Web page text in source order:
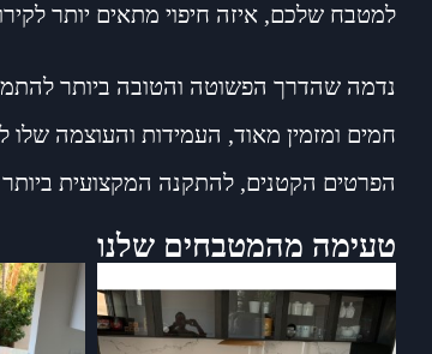
למטבח שלכם, איזה חיפוי מתאים יותר
נדמה שהדרך הפשוטה והטובה ביותר
חמים ומזמין מאוד, העמידות והעוצמה שלו
הפרטים הקטנים, להתקנה המקצועית
טעימה מהמטבחים שלנו